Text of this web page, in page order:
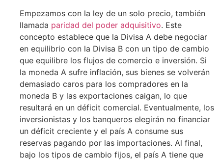
Empezamos con la ley de un solo precio, también
llamada paridad del poder adquisitivo. Este
concepto establece que la Divisa A debe negociar
en equilibrio con la Divisa B con un tipo de cambio
que equilibre los flujos de comercio e inversión. Si
la moneda A sufre inflación, sus bienes se volverán
demasiado caros para los compradores en la
moneda B y las exportaciones caigan, lo que
resultará en un déficit comercial. Eventualmente, los
inversionistas y los banqueros elegirán no financiar
un déficit creciente y el país A consume sus
reservas pagando por las importaciones. Al final,
bajo los tipos de cambio fijos, el país A tiene que